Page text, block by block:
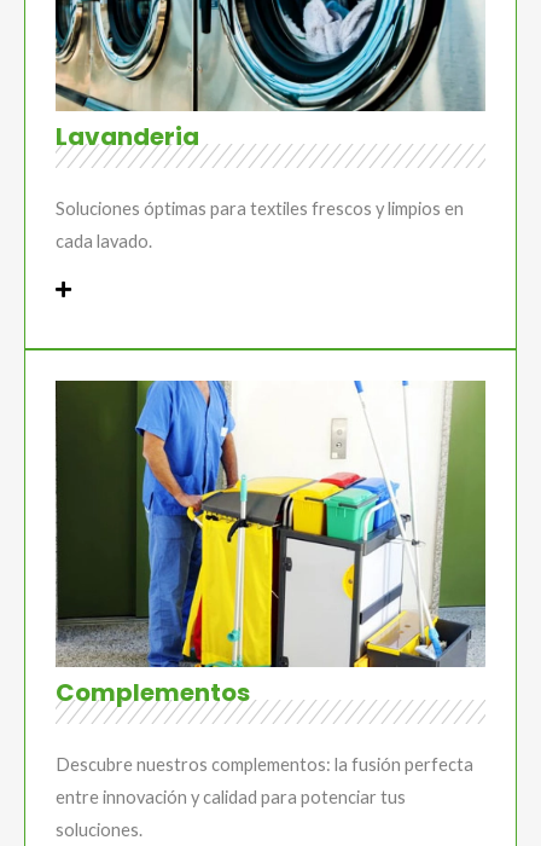
Lavanderia
Soluciones óptimas para textiles frescos y limpios en
cada lavado.
Complementos
Descubre nuestros complementos: la fusión perfecta
entre innovación y calidad para potenciar tus
soluciones.